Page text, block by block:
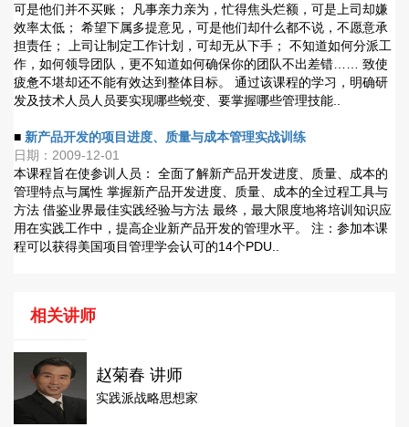
可是他们并不买账； 凡事亲力亲为，忙得焦头烂额，可是上司却嫌
效率太低； 希望下属多提意见，可是他们却什么都不说，不愿意承
担责任； 上司让制定工作计划，可却无从下手； 不知道如何分派工
作，如何领导团队，更不知道如何确保你的团队不出差错…… 致使
疲惫不堪却还不能有效达到整体目标。 通过该课程的学习，明确研
发及技术人员人员要实现哪些蜕变、要掌握哪些管理技能..
■ 新产品开发的项目进度、质量与成本管理实战训练
日期：2009-12-01
本课程旨在使参训人员： 全面了解新产品开发进度、质量、成本的
管理特点与属性 掌握新产品开发进度、质量、成本的全过程工具与
方法 借鉴业界最佳实践经验与方法 最终，最大限度地将培训知识应
用在实践工作中，提高企业新产品开发的管理水平。 注：参加本课
程可以获得美国项目管理学会认可的14个PDU..
相关讲师
赵菊春 讲师
实践派战略思想家